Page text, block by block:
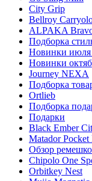
City Grip
Bellroy
ALPAKA
Подборка
Новинки июля
Новинки
Journey NEXA
Подборка
Ortlieb
Подборка
Подарки
Black Ember
Matador Pocket
Обзор
Chipolo One
Orbitkey Nest